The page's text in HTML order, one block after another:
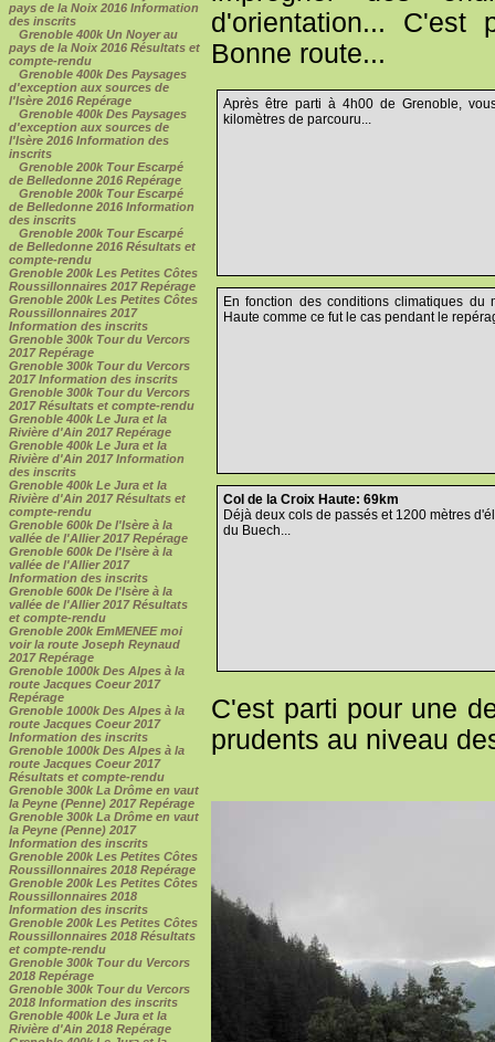
pays de la Noix 2016 Information
des inscrits
Grenoble 400k Un Noyer au
pays de la Noix 2016 Résultats et
compte-rendu
Grenoble 400k Des Paysages
d'exception aux sources de
l'Isère 2016 Repérage
Grenoble 400k Des Paysages
d'exception aux sources de
l'Isère 2016 Information des
inscrits
Grenoble 200k Tour Escarpé
de Belledonne 2016 Repérage
Grenoble 200k Tour Escarpé
de Belledonne 2016 Information
des inscrits
Grenoble 200k Tour Escarpé
de Belledonne 2016 Résultats et
compte-rendu
Grenoble 200k Les Petites Côtes
Roussillonnaires 2017 Repérage
Grenoble 200k Les Petites Côtes
Roussillonnaires 2017
Information des inscrits
Grenoble 300k Tour du Vercors
2017 Repérage
Grenoble 300k Tour du Vercors
2017 Information des inscrits
Grenoble 300k Tour du Vercors
2017 Résultats et compte-rendu
Grenoble 400k Le Jura et la
Rivière d'Ain 2017 Repérage
Grenoble 400k Le Jura et la
Rivière d'Ain 2017 Information
des inscrits
Grenoble 400k Le Jura et la
Rivière d'Ain 2017 Résultats et
compte-rendu
Grenoble 600k De l'Isère à la
vallée de l'Allier 2017 Repérage
Grenoble 600k De l'Isère à la
vallée de l'Allier 2017
Information des inscrits
Grenoble 600k De l'Isère à la
vallée de l'Allier 2017 Résultats
et compte-rendu
Grenoble 200k EmMENEE moi
voir la route Joseph Reynaud
2017 Repérage
Grenoble 1000k Des Alpes à la
route Jacques Coeur 2017
Repérage
Grenoble 1000k Des Alpes à la
route Jacques Coeur 2017
Information des inscrits
Grenoble 1000k Des Alpes à la
route Jacques Coeur 2017
Résultats et compte-rendu
Grenoble 300k La Drôme en vaut
la Peyne (Penne) 2017 Repérage
Grenoble 300k La Drôme en vaut
la Peyne (Penne) 2017
Information des inscrits
Grenoble 200k Les Petites Côtes
Roussillonnaires 2018 Repérage
Grenoble 200k Les Petites Côtes
Roussillonnaires 2018
Information des inscrits
Grenoble 200k Les Petites Côtes
Roussillonnaires 2018 Résultats
et compte-rendu
Grenoble 300k Tour du Vercors
2018 Repérage
Grenoble 300k Tour du Vercors
2018 Information des inscrits
Grenoble 400k Le Jura et la
Rivière d'Ain 2018 Repérage
d'orientation...
Bonne route...
Après être parti à 4h00 de Grenoble,
kilomètres de parcouru...
En fonction des conditions climatiques
Haute comme ce fut le cas pendant le
Col de la Croix Haute: 69km
Déjà deux cols de passés et 1200 mètres
du Buech...
C'est parti pour une
prudents au niveau